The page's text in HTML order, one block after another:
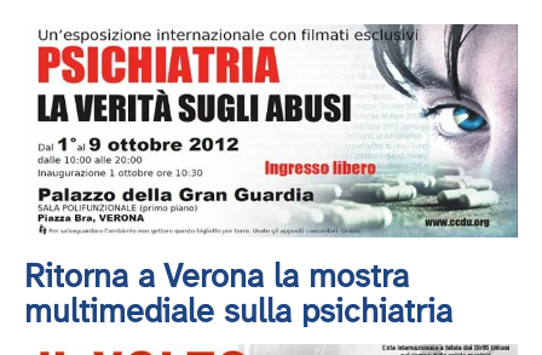
Ritorna a Verona la mostra
multimediale sulla psichiatria